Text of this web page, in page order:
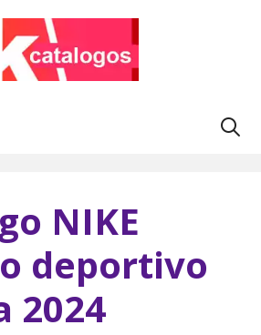
NIKE
deportivo
2024